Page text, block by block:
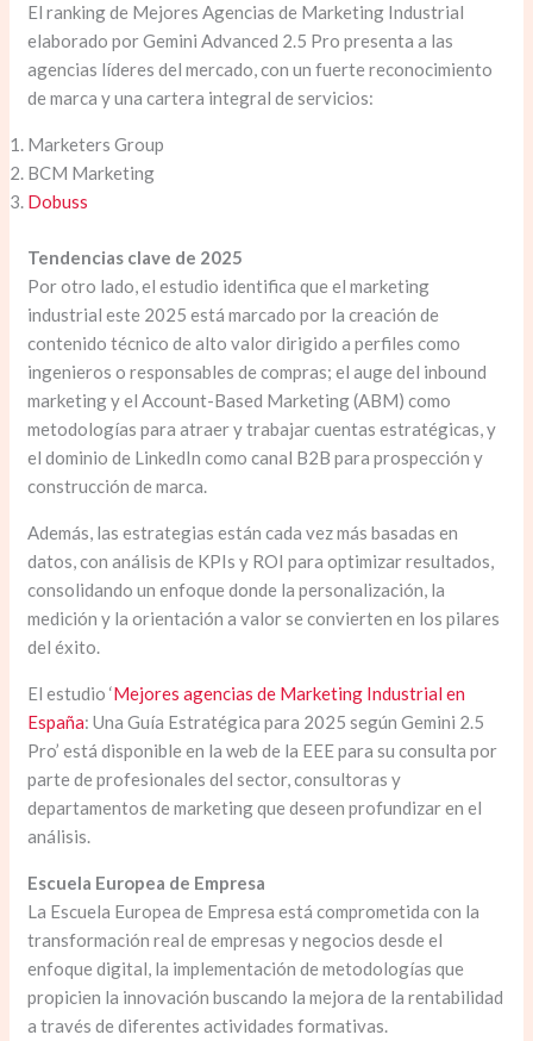
El ranking de Mejores Agencias de Marketing Industrial
elaborado por Gemini Advanced 2.5 Pro presenta a las
agencias líderes del mercado, con un fuerte reconocimiento
de marca y una cartera integral de servicios:
Marketers Group
BCM Marketing
Dobuss
Tendencias clave de 2025
Por otro lado, el estudio identifica que el marketing
industrial este 2025 está marcado por la creación de
contenido técnico de alto valor dirigido a perfiles como
ingenieros o responsables de compras; el auge del inbound
marketing y el Account-Based Marketing (ABM) como
metodologías para atraer y trabajar cuentas estratégicas, y
el dominio de LinkedIn como canal B2B para prospección y
construcción de marca.
Además, las estrategias están cada vez más basadas en
datos, con análisis de KPIs y ROI para optimizar resultados,
consolidando un enfoque donde la personalización, la
medición y la orientación a valor se convierten en los pilares
del éxito.
El estudio ‘Mejores agencias de Marketing Industrial en
España: Una Guía Estratégica para 2025 según Gemini 2.5
Pro’ está disponible en la web de la EEE para su consulta por
parte de profesionales del sector, consultoras y
departamentos de marketing que deseen profundizar en el
análisis.
Escuela Europea de Empresa
La Escuela Europea de Empresa está comprometida con la
transformación real de empresas y negocios desde el
enfoque digital, la implementación de metodologías que
propicien la innovación buscando la mejora de la rentabilidad
a través de diferentes actividades formativas.